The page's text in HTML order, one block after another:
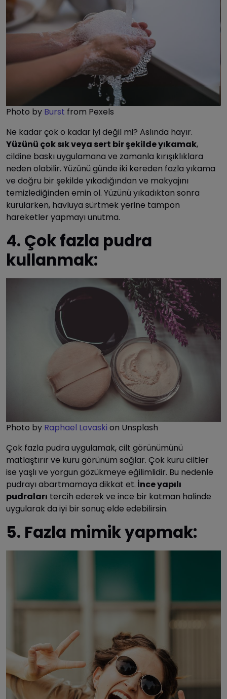
Photo by Burst from Pexels
Ne kadar çok o kadar iyi değil mi? Aslında hayır.
Yüzünü çok sık veya sert bir şekilde yıkamak,
cildine baskı uygulamana ve zamanla kırışıklıklara
neden olabilir. Yüzünü günde iki kereden fazla yıkama
ve doğru bir şekilde yıkadığından ve makyajını
temizlediğinden emin ol. Yüzünü yıkadıktan sonra
kurularken, havluya sürtmek yerine tampon
hareketler yapmayı unutma.
4. Çok fazla pudra
kullanmak:
Photo by Raphael Lovaski on Unsplash
Çok fazla pudra uygulamak, cilt görünümünü
matlaştırır ve kuru görünüm sağlar. Çok kuru ciltler
ise yaşlı ve yorgun gözükmeye eğilimlidir. Bu nedenle
pudrayı abartmamaya dikkat et. İnce yapılı
pudraları tercih ederek ve ince bir katman halinde
uygularak da iyi bir sonuç elde edebilirsin.
5. Fazla mimik yapmak: